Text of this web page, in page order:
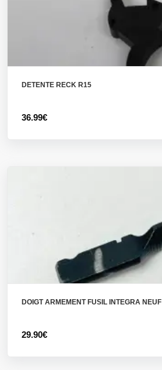
DETENTE RECK R15
36.99€
DOIGT ARMEMENT FUSIL INTEGRA NEUF
29.90€